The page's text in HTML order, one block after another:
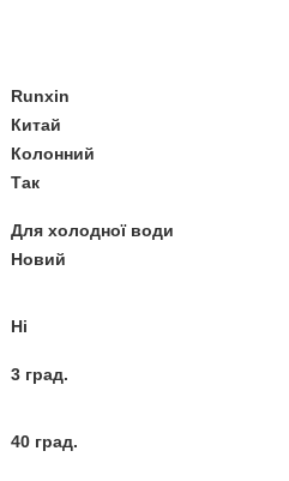
Runxin
Китай
Колонний
Так
Для холодної води
Новий
Ні
3 град.
40 град.